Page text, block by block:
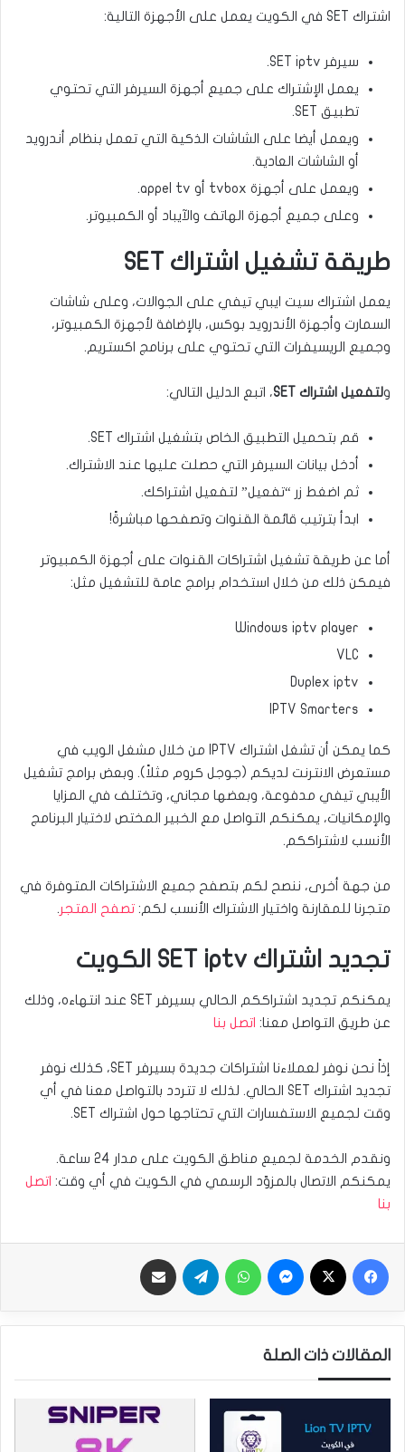
اشتراك SET في الكويت يعمل على الأجهزة التالية:
سيرفر SET iptv.
يعمل الإشتراك على جميع أجهزة السيرفر التي تحتوي
تطبيق SET.
ويعمل أيضا على الشاشات الذكية التي تعمل بنظام أندرويد
أو الشاشات العادية.
ويعمل على أجهزة tvbox أو appel tv.
وعلى جميع أجهزة الهاتف والآيباد أو الكمبيوتر.
طريقة تشغيل اشتراك SET
يعمل اشتراك سيت ايبي تيفي على الجوالات، وعلى شاشات
السمارت وأجهزة الأندرويد بوكس، بالإضافة لأجهزة الكمبيوتر،
وجميع الريسيفرات التي تحتوي على برنامج اكستريم.
ولتفعيل اشتراك SET ، اتبع الدليل التالي:
قم بتحميل التطبيق الخاص بتشغيل اشتراك SET.
أدخل بيانات السيرفر التي حصلت عليها عند الاشتراك.
ثم اضغط زر “تفعيل” لتفعيل اشتراكك.
ابدأ بترتيب قائمة القنوات وتصفحها مباشرةً!
أما عن طريقة تشغيل اشتراكات القنوات على أجهزة الكمبيوتر
فيمكن ذلك من خلال استخدام برامج عامة للتشغيل مثل:
Windows iptv player
VLC
Duplex iptv
IPTV Smarters
كما يمكن أن تشغل اشتراك IPTV من خلال مشغل الويب في
مستعرض الانترنت لديكم (جوجل كروم مثلاً). وبعض برامج تشغيل
الأيبي تيفي مدفوعة، وبعضها مجاني، وتختلف في المزايا
والإمكانيات، يمكنكم التواصل مع الخبير المختص لاختيار البرنامج
الأنسب لاشتراككم.
من جهة أخرى، ننصح لكم بتصفح جميع الاشتراكات المتوفرة في
متجرنا للمقارنة واختيار الاشتراك الأنسب لكم: تصفح المتجر.
تجديد اشتراك SET iptv الكويت
يمكنكم تجديد اشتراككم الحالي بسيرفر SET عند انتهاءه، وذلك
عن طريق التواصل معنا: اتصل بنا
إذاً نحن نوفر لعملاءنا اشتراكات جديدة بسيرفر SET، كذلك نوفر
تجديد اشتراك SET الحالي. لذلك لا تتردد بالتواصل معنا في أي
وقت لجميع الاستفسارات التي تحتاجها حول اشتراك SET.
ونقدم الخدمة لجميع مناطق الكويت على مدار 24 ساعة.
يمكنكم الاتصال بالمزوّد الرسمي في الكويت في أي وقت: اتصل
بنا
فيسبوك ماسنجر واتساب تيلقرام
المقالات ذات الصلة